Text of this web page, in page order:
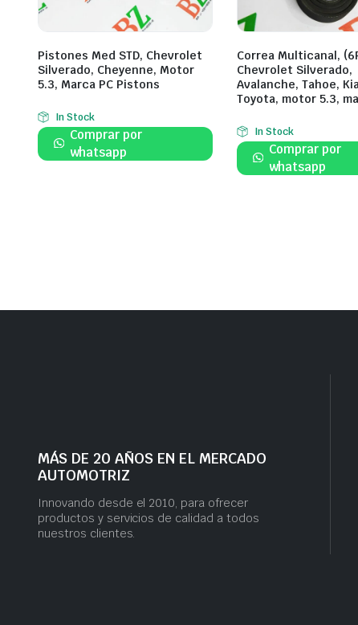
Pistones Med STD, Chevrolet
Silverado, Cheyenne, Motor
5.3, Marca PC Pistons
In Stock
Comprar por
whatsapp
Correa Multicanal,
Chevrolet Silverado,
Avalanche, Tahoe,
Toyota, motor 5.3,
In Stock
Comprar por
whatsapp
MÁS DE 20 AÑOS EN EL MERCADO
AUTOMOTRIZ
Innovando desde el 2010, para ofrecer
productos y servicios de calidad a todos
nuestros clientes.